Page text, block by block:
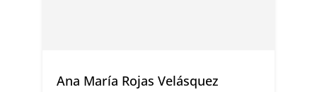
Ana María Rojas Velásquez